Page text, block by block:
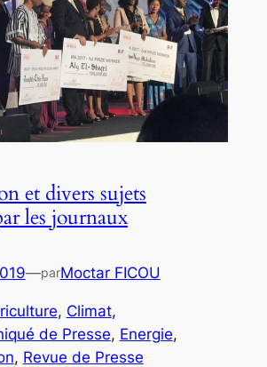
et divers sujets
les journaux
—parMoctar FICOU
, Climat
de Presse, Energie
, Revue de Presse